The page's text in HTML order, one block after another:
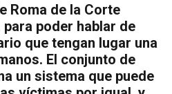
Roma de la Corte
poder hablar de
que tengan lugar una
El conjunto de
un sistema que puede